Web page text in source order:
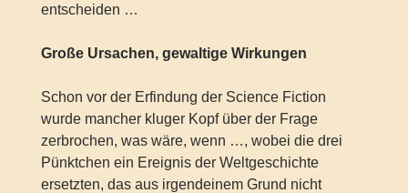
entscheiden …
Große Ursachen, gewaltige Wirkungen
Schon vor der Erfindung der Science Fiction
wurde mancher kluger Kopf über der Frage
zerbrochen, was wäre, wenn …, wobei die drei
Pünktchen ein Ereignis der Weltgeschichte
ersetzten, das aus irgendeinem Grund nicht